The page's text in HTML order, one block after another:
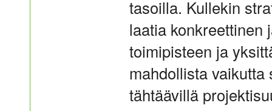
tasoilla. Kullekin
laatia konkreettinen
toimipisteen ja
mahdollista
tähtäävillä